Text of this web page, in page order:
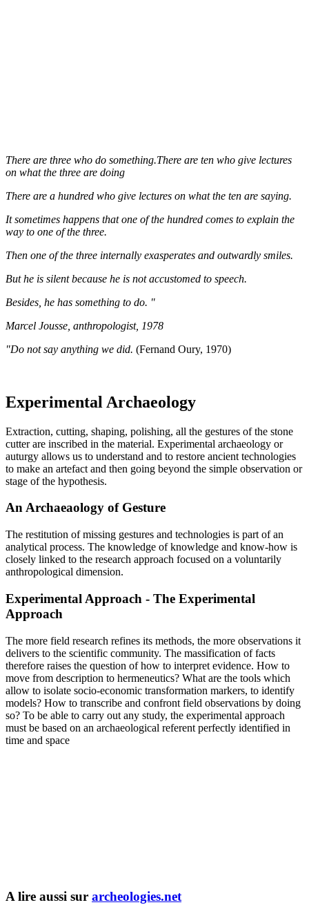
There are three who do something.There are ten who give lectures
on what the three are doing
There are a hundred who give lectures on what the ten are saying.
It sometimes happens that one of the hundred comes to explain the
way to one of the three.
Then one of the three internally exasperates and outwardly smiles.
But he is silent because he is not accustomed to speech.
Besides, he has something to do. "
Marcel Jousse, anthropologist, 1978
"Do not say anything we did. (Fernand Oury, 1970)
Experimental Archaeology
Extraction, cutting, shaping, polishing, all the gestures of the stone
cutter are inscribed in the material. Experimental archaeology or
auturgy allows us to understand and to restore ancient technologies
to make an artefact and then going beyond the simple observation or
stage of the hypothesis.
An Archaeaology of Gesture
The restitution of missing gestures and technologies is part of an
analytical process. The knowledge of knowledge and know-how is
closely linked to the research approach focused on a voluntarily
anthropological dimension.
Experimental Approach - The Experimental
Approach
The more field research refines its methods, the more observations it
delivers to the scientific community. The massification of facts
therefore raises the question of how to interpret evidence. How to
move from description to hermeneutics? What are the tools which
allow to isolate socio-economic transformation markers, to identify
models? How to transcribe and confront field observations by doing
so? To be able to carry out any study, the experimental approach
must be based on an archaeological referent perfectly identified in
time and space
A lire aussi sur archeologies.net